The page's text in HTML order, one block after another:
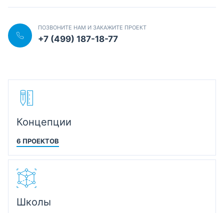
ПОЗВОНИТЕ НАМ И ЗАКАЖИТЕ ПРОЕКТ
+7 (499) 187-18-77
Концепции
6 ПРОЕКТОВ
Школы